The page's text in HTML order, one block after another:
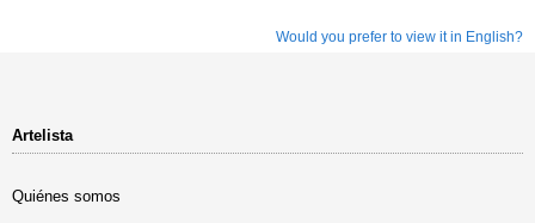
Would you prefer to view it in English?
Artelista
Quiénes somos